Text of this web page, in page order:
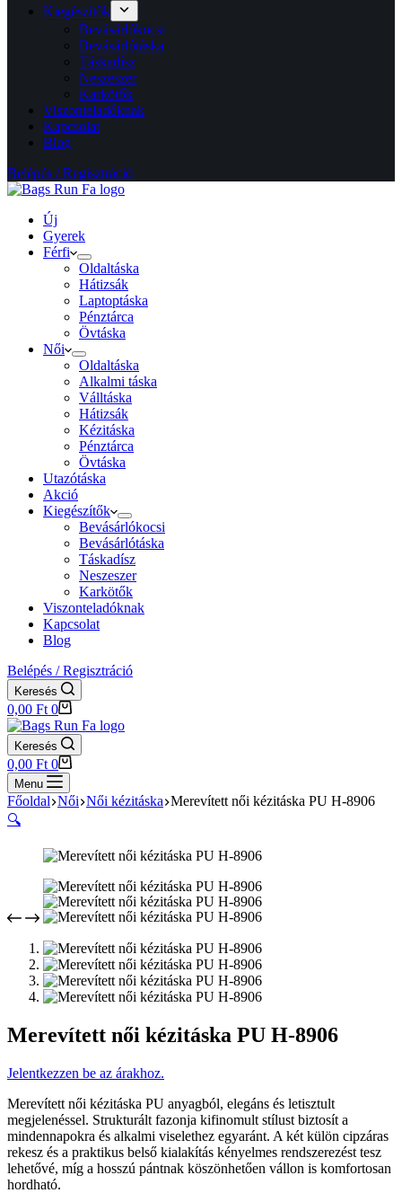
Kiegészítők
Bevásárlókocsi
Bevásárlótáska
Táskadísz
Neszeszer
Karkötők
Viszonteladóknak
Kapcsolat
Blog
Belépés / Regisztráció
Új
Gyerek
Férfi
Oldaltáska
Hátizsák
Laptoptáska
Pénztárca
Övtáska
Női
Oldaltáska
Alkalmi táska
Válltáska
Hátizsák
Kézitáska
Pénztárca
Övtáska
Utazótáska
Akció
Kiegészítők
Bevásárlókocsi
Bevásárlótáska
Táskadísz
Neszeszer
Karkötők
Viszonteladóknak
Kapcsolat
Blog
Belépés / Regisztráció
Keresés
Shopping
cart
0,00 Ft 0
Keresés
Shopping
cart
0,00 Ft 0
Menu
Főoldal Női Női kézitáska Merevített női kézitáska PU H-8906
🔍
Merevített női kézitáska PU H-8906
Jelentkezzen be az árakhoz.
Merevített női kézitáska PU anyagból, elegáns és letisztult
megjelenéssel. Strukturált fazonja kifinomult stílust biztosít a
mindennapokra és alkalmi viselethez egyaránt. A két külön cipzáras
rekesz és a praktikus belső kialakítás kényelmes rendszerezést tesz
lehetővé, míg a hosszú pántnak köszönhetően vállon is komfortosan
hordható.